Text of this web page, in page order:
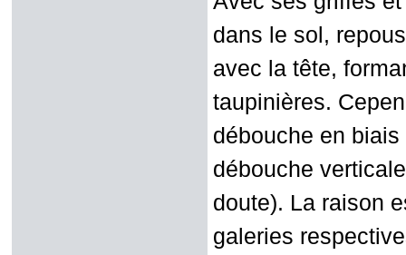
dans le sol,
avec la tête,
taupinières.
débouche en
débouche
doute). La raison
galeries